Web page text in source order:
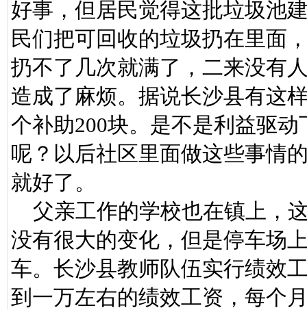
好事，但居民觉得这批垃圾池
民们把可回收的垃圾扔在里面
扔不了几次就满了，二来没有
造成了麻烦。据说长沙县有这
个补助200块。是不是利益驱
呢？以后社区里面做这些事情
就好了。
父亲工作的学校也在镇上，
没有很大的变化，但是停车场
车。长沙县教师队伍实行绩效
到一万左右的绩效工资，每个